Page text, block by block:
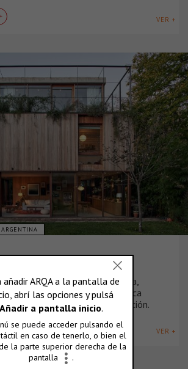
VER +
ARGENTINA
de Vicente Lopez, Argentina,
que tuviera como característica
fluido con el jardín y su vegetación.
VER +